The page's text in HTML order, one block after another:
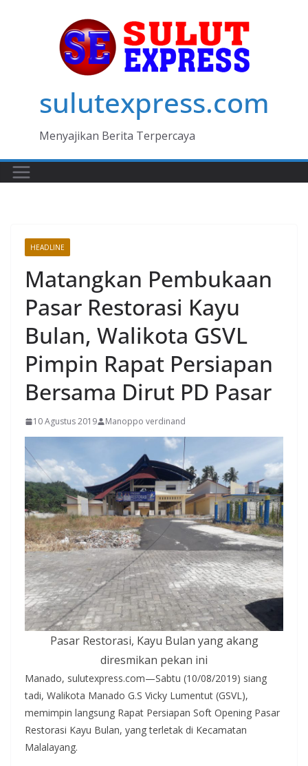
sulutexpress.com
Menyajikan Berita Terpercaya
HEADLINE
Matangkan Pembukaan
Pasar Restorasi Kayu
Bulan, Walikota GSVL
Pimpin Rapat Persiapan
Bersama Dirut PD Pasar
10 Agustus 2019 Manoppo verdinand
Pasar Restorasi, Kayu Bulan yang akang
diresmikan pekan ini
Manado, sulutexpress.com—Sabtu (10/08/2019) siang
tadi, Walikota Manado G.S Vicky Lumentut (GSVL),
memimpin langsung Rapat Persiapan Soft Opening Pasar
Restorasi Kayu Bulan, yang terletak di Kecamatan
Malalayang.